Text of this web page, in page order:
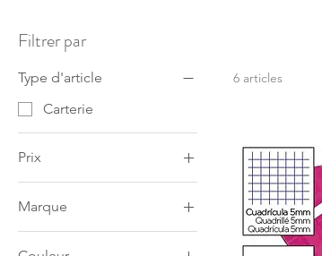
Filtrer par
Type d'article
Carterie
Prix
2 € 10 €
Marque
6 articles